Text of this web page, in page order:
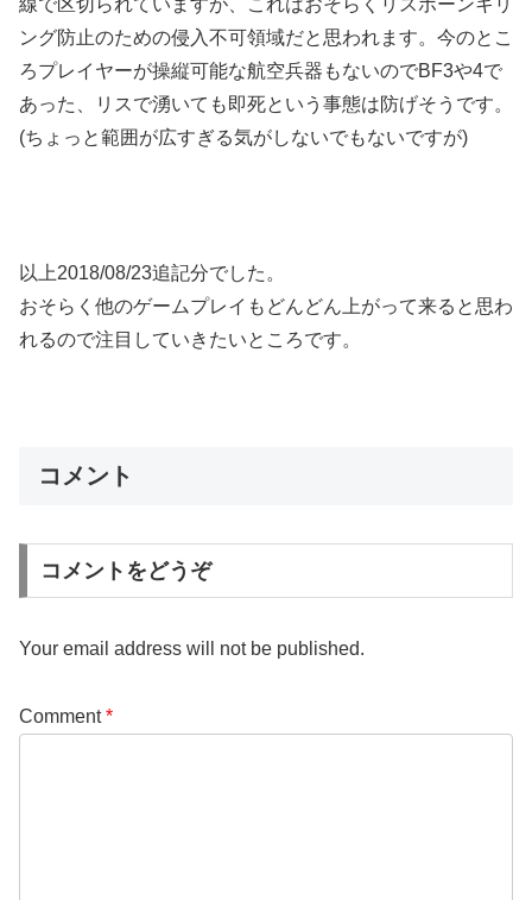
線で区切られていますが、これはおそらくリスポーンキリ
ング防止のための侵入不可領域だと思われます。今のとこ
ろプレイヤーが操縦可能な航空兵器もないのでBF3や4で
あった、リスで湧いても即死という事態は防げそうです。
(ちょっと範囲が広すぎる気がしないでもないですが)
以上2018/08/23追記分でした。
おそらく他のゲームプレイもどんどん上がって来ると思わ
れるので注目していきたいところです。
コメント
コメントをどうぞ
Your email address will not be published.
Comment*